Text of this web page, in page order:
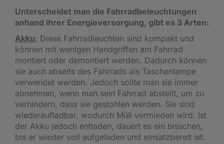
Unterscheidet man die Fahrradbeleuchtungen
anhand ihrer Energieversorgung, gibt es 3 Arten:
Akku: Diese Fahrradleuchten sind kompakt und
können mit wenigen Handgriffen am Fahrrad
montiert oder demontiert werden. Dadurch können
sie auch abseits des Fahrrads als Taschenlampe
verwendet werden. Jedoch sollte man sie immer
abnehmen, wenn man sein Fahrrad abstellt, um zu
verhindern, dass sie gestohlen werden. Sie sind
wiederaufladbar, wodurch Müll vermieden wird. Ist
der Akku jedoch entladen, dauert es ein bisschen,
bis er wieder voll aufgeladen und einsatzbereit ist.